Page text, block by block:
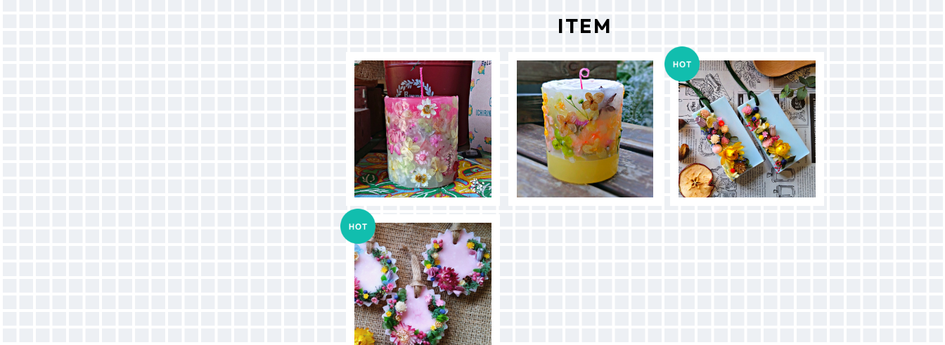
ITEM
花屋の灯り - キャンドル -
¥3,500
花屋の灯り - キャンドル -
¥3,500
wax sachet (line)
¥1,000
wax sachet (wreath)
¥1,000